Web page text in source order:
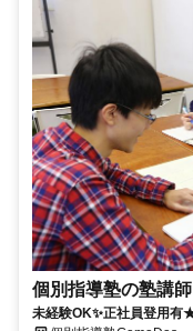
個別指導塾の塾講師
未経験OK✨正社員登用有